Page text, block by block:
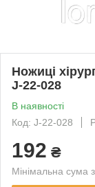
Ножиці
J-22-028
В наявності
Код: J-22-028
192 ₴
Мінімальна сума